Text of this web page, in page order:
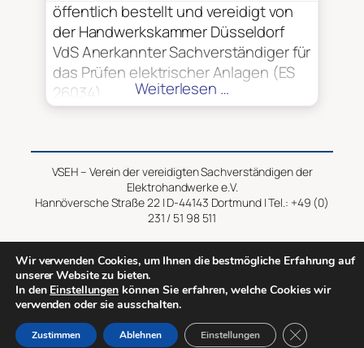
öffentlich bestellt und vereidigt von
der Handwerkskammer Düsseldorf
VdS Anerkannter Sachverständiger für
das Prüfen elektrischer Anlagen (ES
26034)
Weiterlesen …
VSEH – Verein der vereidigten Sachverständigen der
Elektrohandwerke e.V.
Hannöversche Straße 22 | D-44143 Dortmund | Tel.: +49 (0)
231 / 51 98 511
Copyright © 2014 – 2026 VSEH
Wir verwenden Cookies, um Ihnen die bestmögliche Erfahrung auf
unserer Website zu bieten.
In den Einstellungen können Sie erfahren, welche Cookies wir
verwenden oder sie ausschalten.
Zustimmen Ablehnen Einstellungen GDPR